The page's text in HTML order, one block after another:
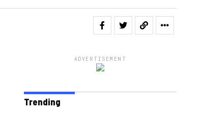
ADVERTISEMENT
Trending